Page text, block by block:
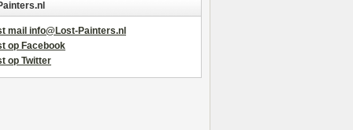
mail info@Lost-Painters.nl
op Facebook
op Twitter